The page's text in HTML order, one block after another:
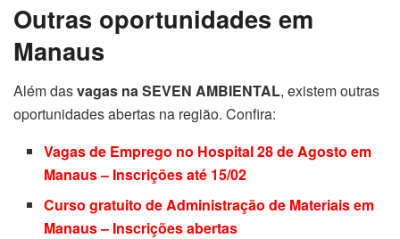
Outras oportunidades em
Manaus
Além dasvagas na SEVEN AMBIENTAL, existem outras
oportunidades abertas na região. Confira:
Vagas de Emprego no Hospital 28 de Agosto em
Manaus – Inscrições até 15/02
Curso gratuito de Administração de Materiais em
Manaus – Inscrições abertas